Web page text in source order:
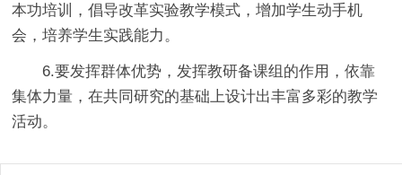
本功培训，倡导改革实验教学模式，增加学生动手机
会，培养学生实践能力。
6.要发挥群体优势，发挥教研备课组的作用，依靠
集体力量，在共同研究的基础上设计出丰富多彩的教学
活动。